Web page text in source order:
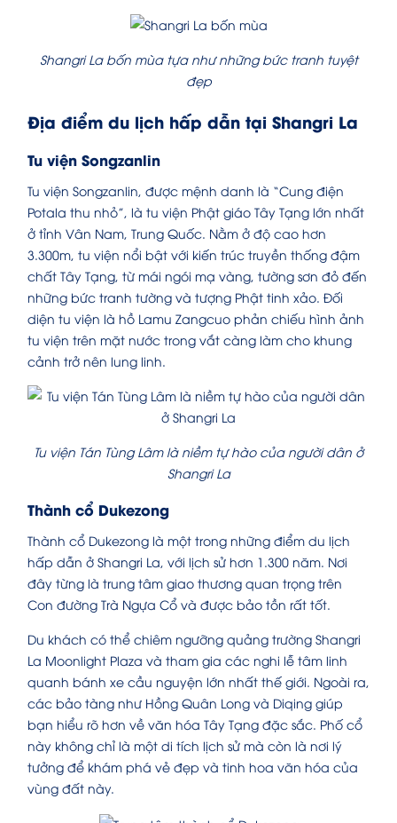
Shangri La bốn mùa tựa như những bức tranh tuyệt
đẹp
Địa điểm du lịch hấp dẫn tại Shangri La
Tu viện Songzanlin
Tu viện Songzanlin, được mệnh danh là “Cung điện
Potala thu nhỏ”, là tu viện Phật giáo Tây Tạng lớn nhất
ở tỉnh Vân Nam, Trung Quốc. Nằm ở độ cao hơn
3.300m, tu viện nổi bật với kiến trúc truyền thống đậm
chất Tây Tạng, từ mái ngói mạ vàng, tường sơn đỏ đến
những bức tranh tường và tượng Phật tinh xảo. Đối
diện tu viện là hồ Lamu Zangcuo phản chiếu hình ảnh
tu viện trên mặt nước trong vắt càng làm cho khung
cảnh trở nên lung linh.
Tu viện Tán Tùng Lâm là niềm tự hào của người dân ở
Shangri La
Thành cổ Dukezong
Thành cổ Dukezong là một trong những điểm du lịch
hấp dẫn ở Shangri La, với lịch sử hơn 1.300 năm. Nơi
đây từng là trung tâm giao thương quan trọng trên
Con đường Trà Ngựa Cổ và được bảo tồn rất tốt.
Du khách có thể chiêm ngưỡng quảng trường Shangri
La Moonlight Plaza và tham gia các nghi lễ tâm linh
quanh bánh xe cầu nguyện lớn nhất thế giới. Ngoài ra,
các bảo tàng như Hồng Quân Long và Diqing giúp
bạn hiểu rõ hơn về văn hóa Tây Tạng đặc sắc. Phố cổ
này không chỉ là một di tích lịch sử mà còn là nơi lý
tưởng để khám phá vẻ đẹp và tinh hoa văn hóa của
vùng đất này.